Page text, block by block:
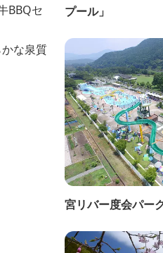
BBQセ
な泉質
プール」
宮リバー度会パー